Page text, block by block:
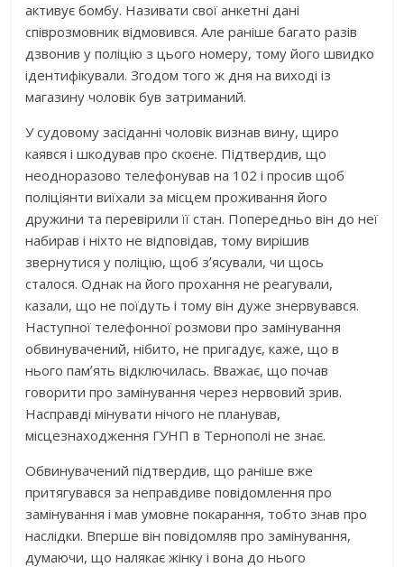
активує бомбу. Називати свої анкетні дані
співрозмовник відмовився. Але раніше багато разів
дзвонив у поліцію з цього номеру, тому його швидко
ідентифікували. Згодом того ж дня на виході із
магазину чоловік був затриманий.
У судовому засіданні чоловік визнав вину, щиро
каявся і шкодував про скоєне. Підтвердив, що
неодноразово телефонував на 102 і просив щоб
поліціянти виїхали за місцем проживання його
дружини та перевірили її стан. Попередньо він до неї
набирав і ніхто не відповідав, тому вирішив
звернутися у поліцію, щоб зʼясували, чи щось
сталося. Однак на його прохання не реагували,
казали, що не поїдуть і тому він дуже знервувався.
Наступної телефонної розмови про замінування
обвинувачений, нібито, не пригадує, каже, що в
нього памʼять відключилась. Вважає, що почав
говорити про замінування через нервовий зрив.
Насправді мінувати нічого не планував,
місцезнаходження ГУНП в Тернополі не знає.
Обвинувачений підтвердив, що раніше вже
притягувався за неправдиве повідомлення про
замінування і мав умовне покарання, тобто знав про
наслідки. Вперше він повідомляв про замінування,
думаючи, що налякає жінку і вона до нього